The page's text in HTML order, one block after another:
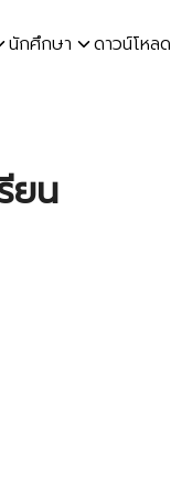
นักศึกษา ดาวน์โหลด
ยน